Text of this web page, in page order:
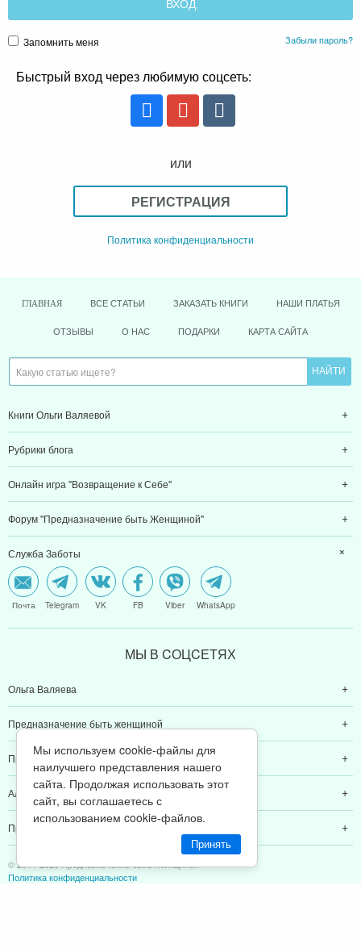
Запомнить меня Забыли пароль?
Быстрый вход через любимую соцсеть:
или
РЕГИСТРАЦИЯ
Политика конфиденциальности
ГЛАВНАЯ ВСЕ СТАТЬИ ЗАКАЗАТЬ КНИГИ НАШИ ПЛАТЬЯ
ОТЗЫВЫ О НАС ПОДАРКИ КАРТА САЙТА
Книги Ольги Валяевой
Рубрики блога
Онлайн игра "Возвращение к Себе"
Форум "Предназначение быть Женщиной"
Служба Заботы
Почта Telegram VK FB Viber WhatsApp
МЫ В CОЦCЕТЯХ
Ольга Валяева
Предназначение быть женщиной
Предназначение быть мамой
Алексей Валяев
Предназначение быть папой
© 2011-2026 Предназначение быть Женщиной
Политика конфиденциальности
Мы используем cookie-файлы для
наилучшего представления нашего
сайта. Продолжая использовать этот
сайт, вы соглашаетесь с
использованием cookie-файлов.
Принять